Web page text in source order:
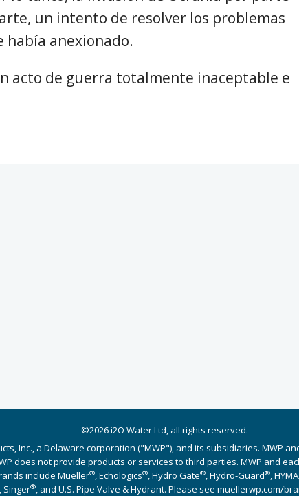
un intento de resolver los problemas
había anexionado.
acto de guerra totalmente inaceptable e
©2026 i2O Water Ltd, all rights reserved.
Inc., a Delaware corporation ("MWP"), and its subsidiaries. MWP
does not provide products or services to third parties. MWP and
include Mueller®, Echologics®, Hydro Gate®, Hydro-Guard®,
Singer®, and U.S. Pipe Valve & Hydrant. Please see muellerwp.com/